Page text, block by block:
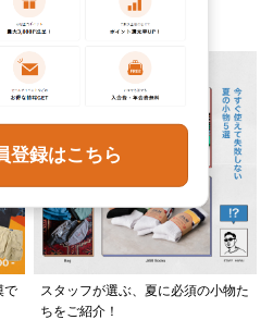
テンツをご紹介
で
スタッフが選ぶ、夏に必須の小物た
ちをご紹介！
登録はこちら